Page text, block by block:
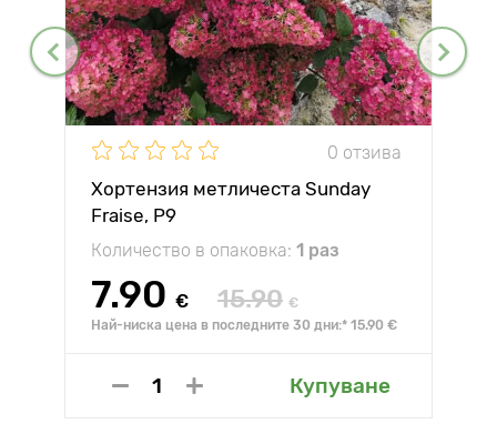
0 отзива
Хортензия метличеста Sunday
Fraise, P9
Количество в опаковка: 1 раз
7.90 € 15.90 €
Най-ниска цена в последните 30 дни:* 15.90 €
Купуване